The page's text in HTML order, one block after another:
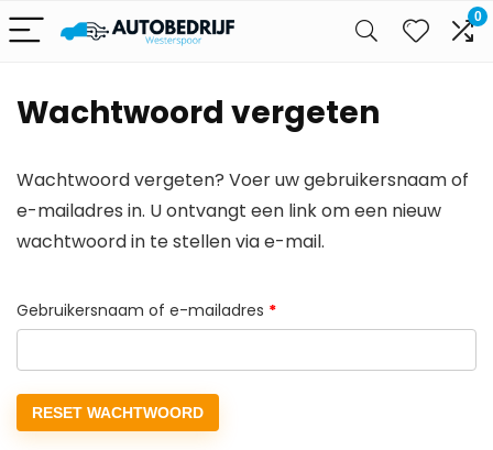
0
Wachtwoord vergeten
Wachtwoord vergeten? Voer uw gebruikersnaam of
e-mailadres in. U ontvangt een link om een nieuw
wachtwoord in te stellen via e-mail.
Gebruikersnaam of e-mailadres *Vereist
RESET WACHTWOORD